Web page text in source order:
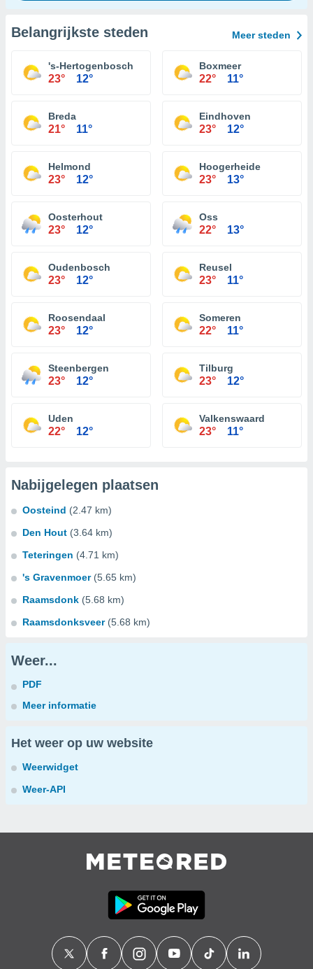
Belangrijkste steden Meer steden
's-Hertogenbosch
23° 12°
Boxmeer
22° 11°
Breda
21° 11°
Eindhoven
23° 12°
Helmond
23° 12°
Hoogerheide
23° 13°
Oosterhout
23° 12°
Oss
22° 13°
Oudenbosch
23° 12°
Reusel
23° 11°
Roosendaal
23° 12°
Someren
22° 11°
Steenbergen
23° 12°
Tilburg
23° 12°
Uden
22° 12°
Valkenswaard
23° 11°
Nabijgelegen plaatsen
Oosteind (2.47 km)
Den Hout (3.64 km)
Teteringen (4.71 km)
's Gravenmoer (5.65 km)
Raamsdonk (5.68 km)
Raamsdonksveer (5.68 km)
Weer...
PDF
Meer informatie
Het weer op uw website
Weerwidget
Weer-API